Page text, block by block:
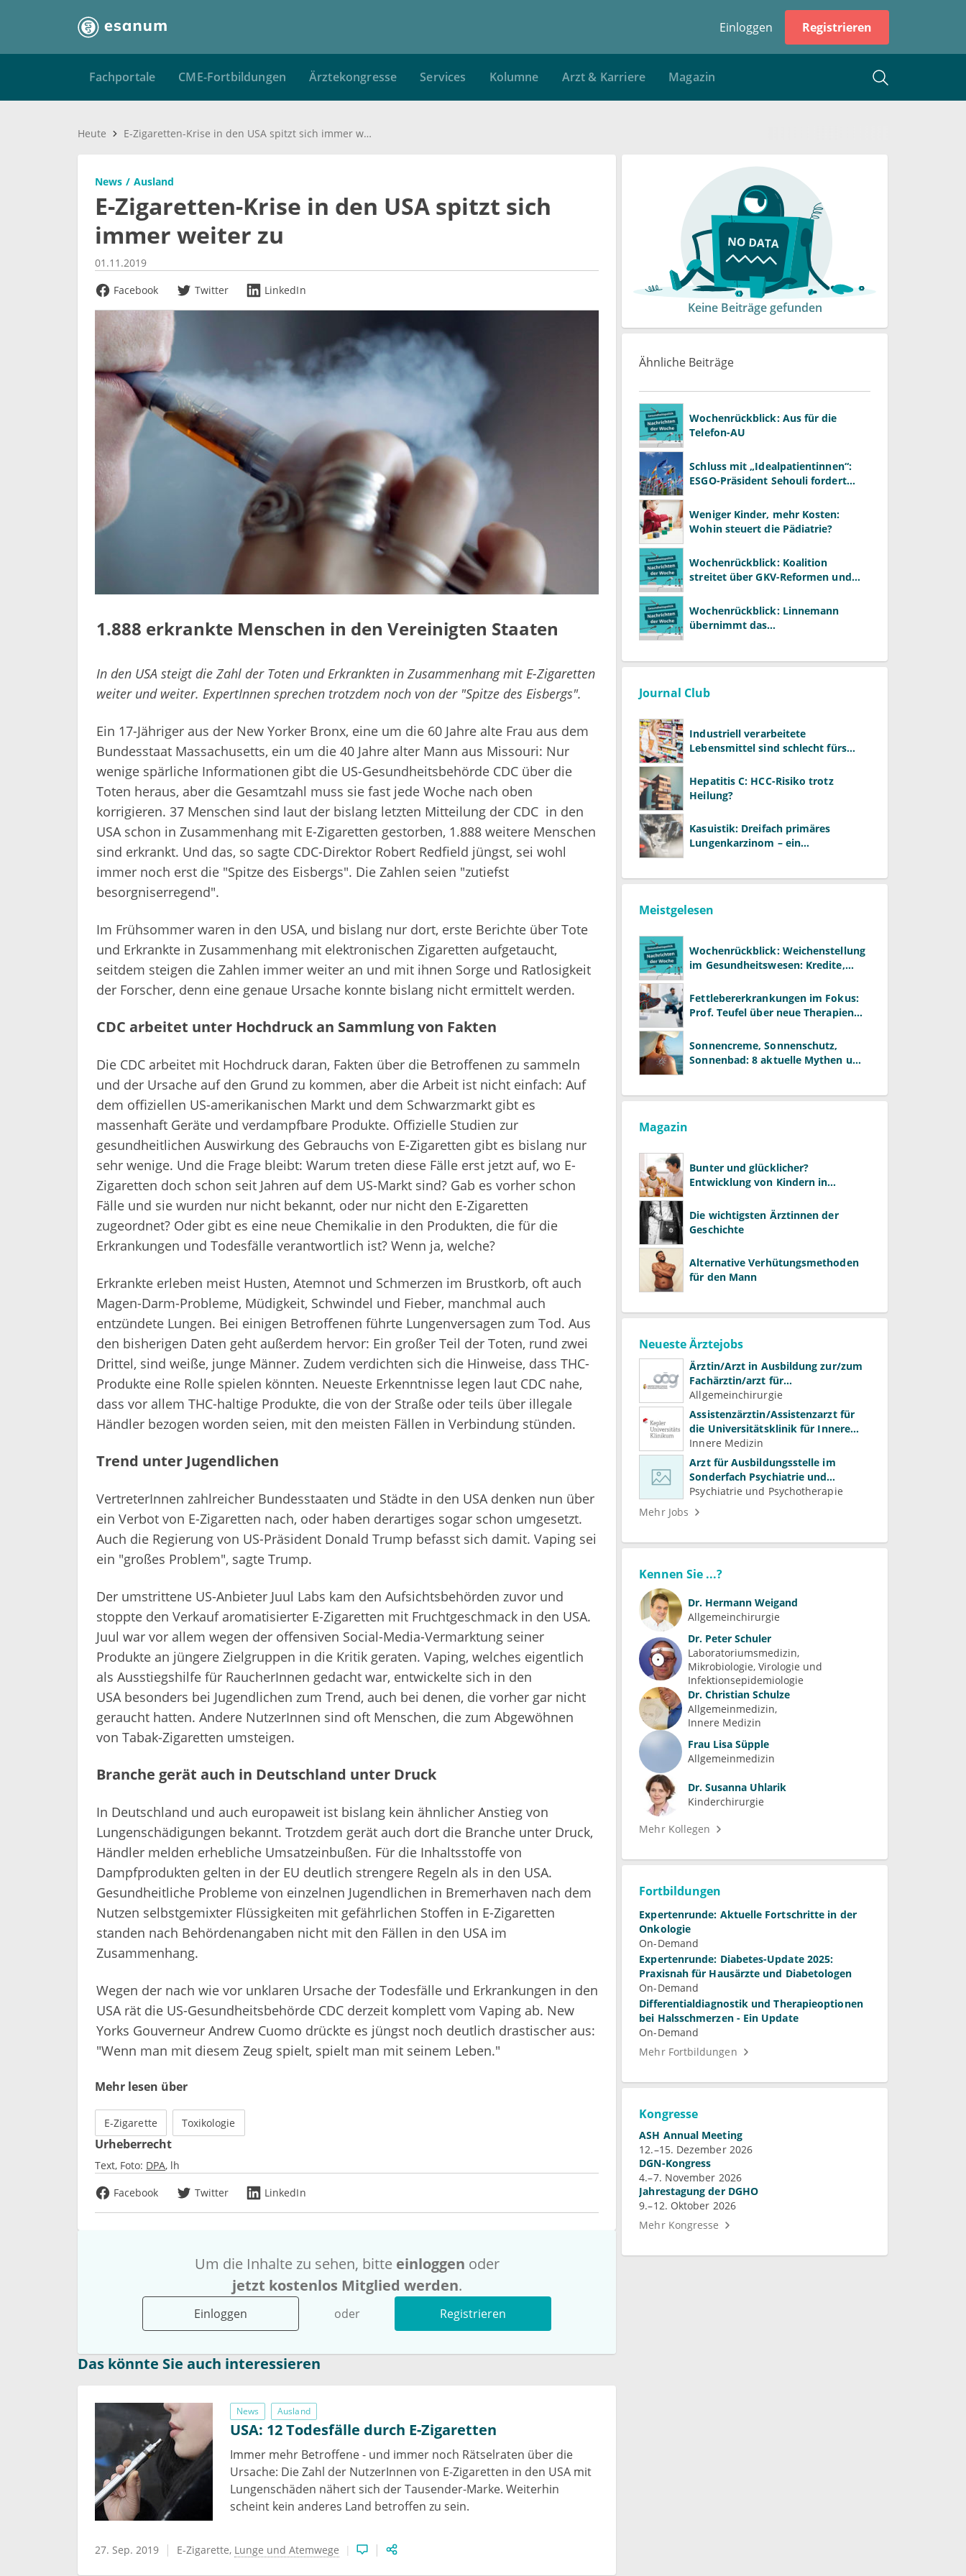
Einloggen Registrieren
Fachportale CME-Fortbildungen Ärztekongresse Services Kolumne Arzt & Karriere Magazin
Heute E-Zigaretten-Krise in den USA spitzt sich immer weiter zu
News Ausland
E-Zigaretten-Krise in den USA spitzt sich
immer weiter zu
01.11.2019
Facebook
Twitter LinkedIn
1.888 erkrankte Menschen in den Vereinigten Staaten
In den USA steigt die Zahl der Toten und Erkrankten in Zusammenhang mit E-Zigaretten
weiter und weiter. ExpertInnen sprechen trotzdem noch von der "Spitze des Eisbergs".
Ein 17-Jähriger aus der New Yorker Bronx, eine um die 60 Jahre alte Frau aus dem
Bundesstaat Massachusetts, ein um die 40 Jahre alter Mann aus Missouri: Nur
wenige spärliche Informationen gibt die US-Gesundheitsbehörde CDC über die
Toten heraus, aber die Gesamtzahl muss sie fast jede Woche nach oben
korrigieren. 37 Menschen sind laut der bislang letzten Mitteilung der CDC in den
USA schon in Zusammenhang mit E-Zigaretten gestorben, 1.888 weitere Menschen
sind erkrankt. Und das, so sagte CDC-Direktor Robert Redfield jüngst, sei wohl
immer noch erst die "Spitze des Eisbergs". Die Zahlen seien "zutiefst
besorgniserregend".
Im Frühsommer waren in den USA, und bislang nur dort, erste Berichte über Tote
und Erkrankte in Zusammenhang mit elektronischen Zigaretten aufgetaucht,
seitdem steigen die Zahlen immer weiter an und mit ihnen Sorge und Ratlosigkeit
der Forscher, denn eine genaue Ursache konnte bislang nicht ermittelt werden.
CDC arbeitet unter Hochdruck an Sammlung von Fakten
Die CDC arbeitet mit Hochdruck daran, Fakten über die Betroffenen zu sammeln
und der Ursache auf den Grund zu kommen, aber die Arbeit ist nicht einfach: Auf
dem offiziellen US-amerikanischen Markt und dem Schwarzmarkt gibt es
massenhaft Geräte und verdampfbare Produkte. Offizielle Studien zur
gesundheitlichen Auswirkung des Gebrauchs von E-Zigaretten gibt es bislang nur
sehr wenige. Und die Frage bleibt: Warum treten diese Fälle erst jetzt auf, wo E-
Zigaretten doch schon seit Jahren auf dem US-Markt sind? Gab es vorher schon
Fälle und sie wurden nur nicht bekannt, oder nur nicht den E-Zigaretten
zugeordnet? Oder gibt es eine neue Chemikalie in den Produkten, die für die
Erkrankungen und Todesfälle verantwortlich ist? Wenn ja, welche?
Erkrankte erleben meist Husten, Atemnot und Schmerzen im Brustkorb, oft auch
Magen-Darm-Probleme, Müdigkeit, Schwindel und Fieber, manchmal auch
entzündete Lungen. Bei einigen Betroffenen führte Lungenversagen zum Tod. Aus
den bisherigen Daten geht außerdem hervor: Ein großer Teil der Toten, rund zwei
Drittel, sind weiße, junge Männer. Zudem verdichten sich die Hinweise, dass THC-
Produkte eine Rolle spielen könnten. Neueste Erkenntnisse legen laut CDC nahe,
dass vor allem THC-haltige Produkte, die von der Straße oder teils über illegale
Händler bezogen worden seien, mit den meisten Fällen in Verbindung stünden.
Trend unter Jugendlichen
VertreterInnen zahlreicher Bundesstaaten und Städte in den USA denken nun über
ein Verbot von E-Zigaretten nach, oder haben derartiges sogar schon umgesetzt.
Auch die Regierung von US-Präsident Donald Trump befasst sich damit. Vaping sei
ein "großes Problem", sagte Trump.
Der umstrittene US-Anbieter Juul Labs kam den Aufsichtsbehörden zuvor und
stoppte den Verkauf aromatisierter E-Zigaretten mit Fruchtgeschmack in den USA.
Juul war vor allem wegen der offensiven Social-Media-Vermarktung seiner
Produkte an jüngere Zielgruppen in die Kritik geraten. Vaping, welches eigentlich
als Ausstiegshilfe für RaucherInnen gedacht war, entwickelte sich in den
USA besonders bei Jugendlichen zum Trend, auch bei denen, die vorher gar nicht
geraucht hatten. Andere NutzerInnen sind oft Menschen, die zum Abgewöhnen
von Tabak-Zigaretten umsteigen.
Branche gerät auch in Deutschland unter Druck
In Deutschland und auch europaweit ist bislang kein ähnlicher Anstieg von
Lungenschädigungen bekannt. Trotzdem gerät auch dort die Branche unter Druck,
Händler melden erhebliche Umsatzeinbußen. Für die Inhaltsstoffe von
Dampfprodukten gelten in der EU deutlich strengere Regeln als in den USA.
Gesundheitliche Probleme von einzelnen Jugendlichen in Bremerhaven nach dem
Nutzen selbstgemixter Flüssigkeiten mit gefährlichen Stoffen in E-Zigaretten
standen nach Behördenangaben nicht mit den Fällen in den USA im
Zusammenhang.
Wegen der nach wie vor unklaren Ursache der Todesfälle und Erkrankungen in den
USA rät die US-Gesundheitsbehörde CDC derzeit komplett vom Vaping ab. New
Yorks Gouverneur Andrew Cuomo drückte es jüngst noch deutlich drastischer aus:
"Wenn man mit diesem Zeug spielt, spielt man mit seinem Leben."
Mehr lesen über
E-Zigarette Toxikologie
Urheberrecht
Text, Foto: DPA lh
Facebook
Twitter LinkedIn
Um die Inhalte zu sehen, bitte einloggen oder
jetzt kostenlos Mitglied werden.
Einloggen oder Registrieren
Das könnte Sie auch interessieren
News Ausland
USA: 12 Todesfälle durch E-Zigaretten
Immer mehr Betroffene - und immer noch Rätselraten über die
Ursache: Die Zahl der NutzerInnen von E-Zigaretten in den USA mit
Lungenschäden nähert sich der Tausender-Marke. Weiterhin
scheint kein anderes Land betroffen zu sein.
27. Sep. 2019 E-Zigarette Lunge und Atemwege
Keine Beiträge gefunden
Ähnliche Beiträge
Wochenrückblick: Aus für die
Telefon-AU
Schluss mit „Idealpatientinnen“:
ESGO-Präsident Sehouli fordert
Weniger Kinder, mehr Kosten:
Wohin steuert die Pädiatrie?
Wochenrückblick: Koalition
streitet über GKV-Reformen und
Wochenrückblick: Linnemann
übernimmt das
Journal Club
Industriell verarbeitete
Lebensmittel sind schlecht fürs
Hepatitis C: HCC-Risiko trotz
Heilung?
Kasuistik: Dreifach primäres
Lungenkarzinom – ein
Meistgelesen
Wochenrückblick: Weichenstellung
im Gesundheitswesen: Kredite,
Fettlebererkrankungen im Fokus:
Prof. Teufel über neue Therapien
Sonnencreme, Sonnenschutz,
Sonnenbad: 8 aktuelle Mythen und
Magazin
Bunter und glücklicher?
Entwicklung von Kindern in
Die wichtigsten Ärztinnen der
Geschichte
Alternative Verhütungsmethoden
für den Mann
Neueste Ärztejobs
Ärztin/Arzt in Ausbildung zur/zum
Fachärztin/arzt für
Allgemeinchirurgie und
Gefäßchirurgie
Allgemeinchirurgie
Assistenzärztin/Assistenzarzt für
die Universitätsklinik für Innere
Medizin
Innere Medizin
Arzt für Ausbildungsstelle im
Sonderfach Psychiatrie und
Psychotherapeutische Medizin
(m/w/d)
Psychiatrie und Psychotherapie
Mehr Jobs
Kennen Sie ...?
Dr. Hermann Weigand
Allgemeinchirurgie
Dr. Peter Schuler
Laboratoriumsmedizin
Mikrobiologie, Virologie und
Infektionsepidemiologie
Dr. Christian Schulze
Allgemeinmedizin
Innere Medizin
Frau Lisa Süpple
Allgemeinmedizin
Dr. Susanna Uhlarik
Kinderchirurgie
Mehr Kollegen
Fortbildungen
Expertenrunde: Aktuelle Fortschritte in der
Onkologie
On-Demand
Expertenrunde: Diabetes-Update 2025:
Praxisnah für Hausärzte und Diabetologen
On-Demand
Differentialdiagnostik und Therapieoptionen
bei Halsschmerzen - Ein Update
On-Demand
Mehr Fortbildungen
Kongresse
ASH Annual Meeting
12.–15. Dezember 2026
DGN-Kongress
4.–7. November 2026
Jahrestagung der DGHO
9.–12. Oktober 2026
Mehr Kongresse